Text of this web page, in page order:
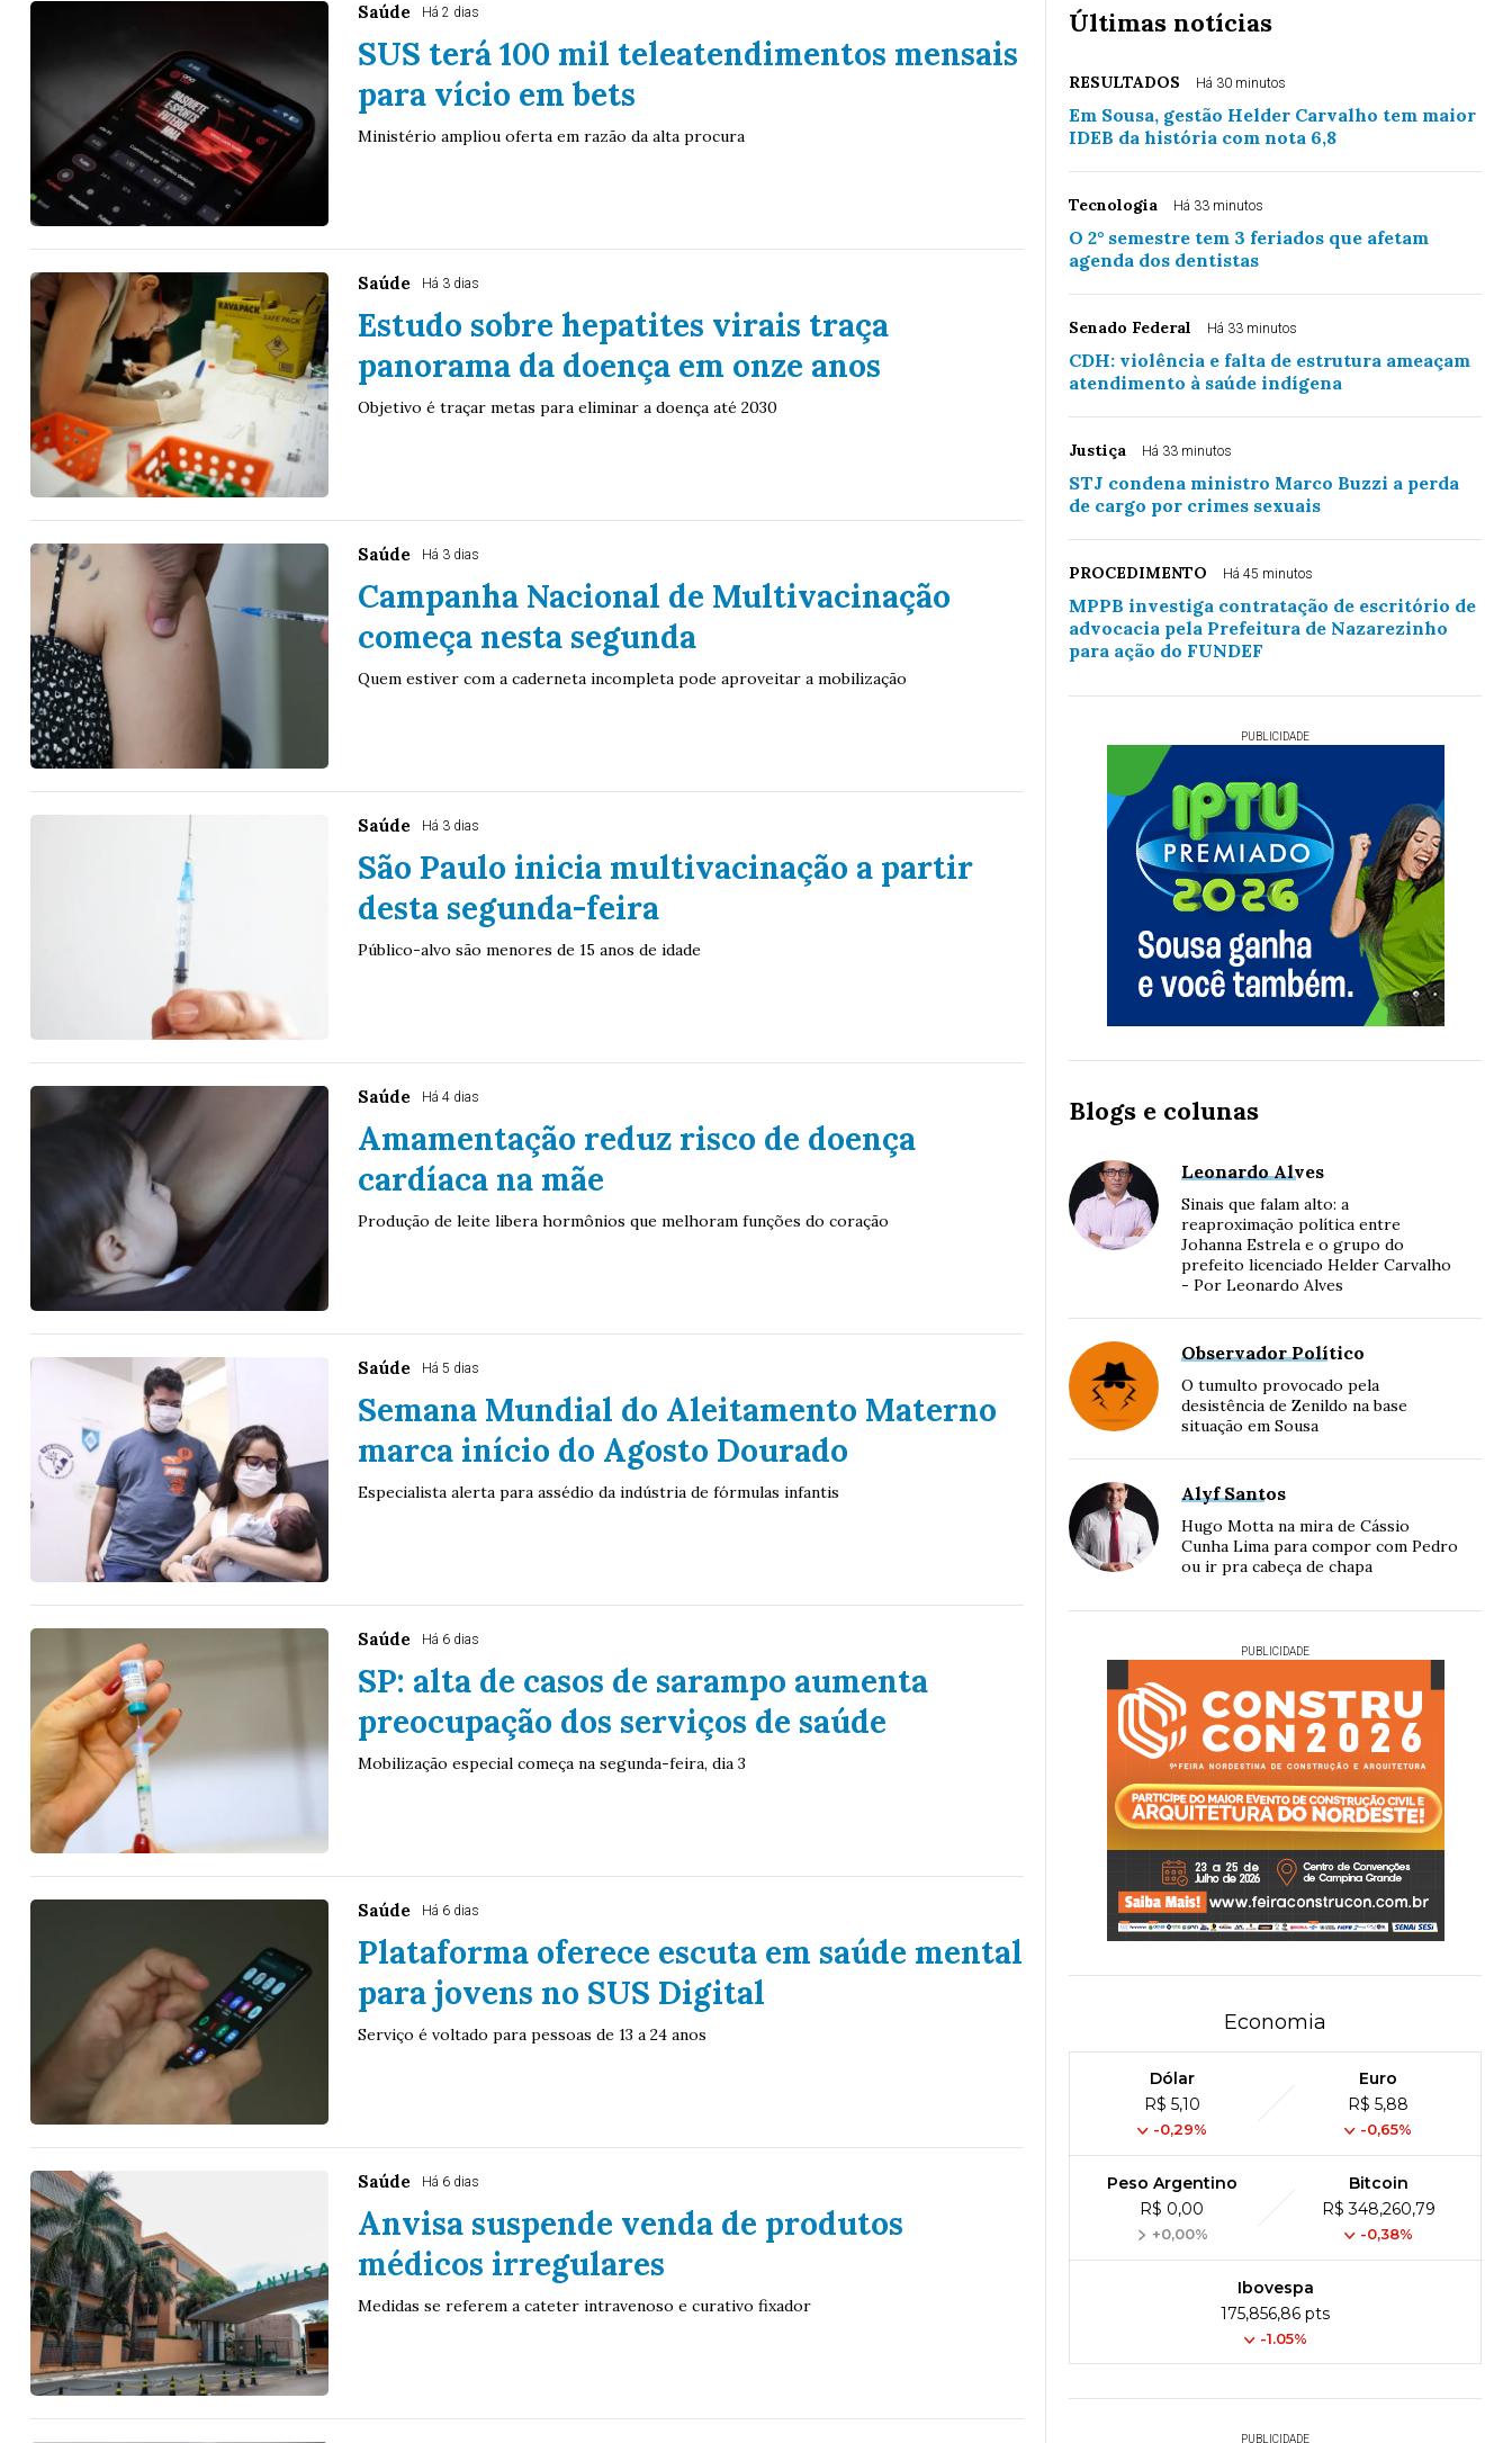
Saúde Há 2 dias
SUS terá 100 mil teleatendimentos mensais
para vício em bets
Ministério ampliou oferta em razão da alta procura
Saúde Há 3 dias
Estudo sobre hepatites virais traça
panorama da doença em onze anos
Objetivo é traçar metas para eliminar a doença até 2030
Saúde Há 3 dias
Campanha Nacional de Multivacinação
começa nesta segunda
Quem estiver com a caderneta incompleta pode aproveitar a mobilização
Saúde Há 3 dias
São Paulo inicia multivacinação a partir
desta segunda-feira
Público-alvo são menores de 15 anos de idade
Saúde Há 4 dias
Amamentação reduz risco de doença
cardíaca na mãe
Produção de leite libera hormônios que melhoram funções do coração
Saúde Há 5 dias
Semana Mundial do Aleitamento Materno
marca início do Agosto Dourado
Especialista alerta para assédio da indústria de fórmulas infantis
Saúde Há 6 dias
SP: alta de casos de sarampo aumenta
preocupação dos serviços de saúde
Mobilização especial começa na segunda-feira, dia 3
Saúde Há 6 dias
Plataforma oferece escuta em saúde mental
para jovens no SUS Digital
Serviço é voltado para pessoas de 13 a 24 anos
Saúde Há 6 dias
Anvisa suspende venda de produtos
médicos irregulares
Medidas se referem a cateter intravenoso e curativo fixador
Últimas notícias
RESULTADOS Há 30 minutos
Em Sousa, gestão Helder Carvalho tem maior
IDEB da história com nota 6,8
Tecnologia Há 33 minutos
O 2° semestre tem 3 feriados que afetam
agenda dos dentistas
Senado Federal Há 33 minutos
CDH: violência e falta de estrutura ameaçam
atendimento à saúde indígena
Justiça Há 33 minutos
STJ condena ministro Marco Buzzi a perda
de cargo por crimes sexuais
PROCEDIMENTO Há 45 minutos
MPPB investiga contratação de escritório de
advocacia pela Prefeitura de Nazarezinho
para ação do FUNDEF
PUBLICIDADE
Blogs e colunas
Leonardo Alves
Sinais que falam alto: a
reaproximação política entre
Johanna Estrela e o grupo do
prefeito licenciado Helder Carvalho
- Por Leonardo Alves
Observador Político
O tumulto provocado pela
desistência de Zenildo na base
situação em Sousa
Alyf Santos
Hugo Motta na mira de Cássio
Cunha Lima para compor com Pedro
ou ir pra cabeça de chapa
PUBLICIDADE
Economia
Dólar
R$ 5,10
-0,29%
Euro
R$ 5,88
-0,65%
Peso Argentino
R$ 0,00
+0,00%
Bitcoin
R$ 348,260,79
-0,38%
Ibovespa
175,856,86 pts
-1.05%
PUBLICIDADE